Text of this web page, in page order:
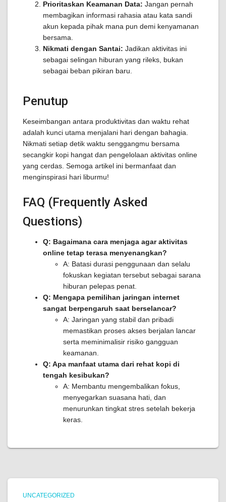
Prioritaskan Keamanan Data: Jangan pernah
membagikan informasi rahasia atau kata sandi
akun kepada pihak mana pun demi kenyamanan
bersama.
Nikmati dengan Santai: Jadikan aktivitas ini
sebagai selingan hiburan yang rileks, bukan
sebagai beban pikiran baru.
Penutup
Keseimbangan antara produktivitas dan waktu rehat
adalah kunci utama menjalani hari dengan bahagia.
Nikmati setiap detik waktu senggangmu bersama
secangkir kopi hangat dan pengelolaan aktivitas online
yang cerdas. Semoga artikel ini bermanfaat dan
menginspirasi hari liburmu!
FAQ (Frequently Asked
Questions)
Q: Bagaimana cara menjaga agar aktivitas
online tetap terasa menyenangkan?
A: Batasi durasi penggunaan dan selalu
fokuskan kegiatan tersebut sebagai sarana
hiburan pelepas penat.
Q: Mengapa pemilihan jaringan internet
sangat berpengaruh saat berselancar?
A: Jaringan yang stabil dan pribadi
memastikan proses akses berjalan lancar
serta meminimalisir risiko gangguan
keamanan.
Q: Apa manfaat utama dari rehat kopi di
tengah kesibukan?
A: Membantu mengembalikan fokus,
menyegarkan suasana hati, dan
menurunkan tingkat stres setelah bekerja
keras.
UNCATEGORIZED